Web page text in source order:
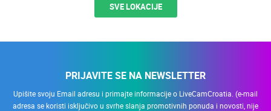
SVE LOKACIJE
PRIJAVITE SE NA NEWSLETTER
Upišite svoju Email adresu i primajte informacije o LiveCamCroatia. (e-mail
adresa se koristi isključivo u svrhe slanja promotivnih ponuda i novosti, nije